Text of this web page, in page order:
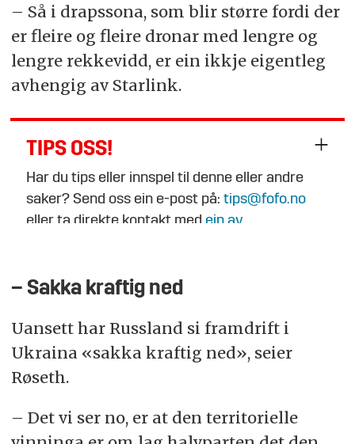
– Så i drapssona, som blir større fordi der
er fleire og fleire dronar med lengre og
lengre rekkevidd, er ein ikkje eigentleg
avhengig av Starlink.
TIPS OSS!
Har du tips eller innspel til denne eller andre
saker? Send oss ein e-post på:tips@fofo.no
eller ta direkte kontakt med ein av
– Sakka kraftig ned
Uansett har Russland si framdrift i
Ukraina «sakka kraftig ned», seier
Røseth.
– Det vi ser no, er at den territorielle